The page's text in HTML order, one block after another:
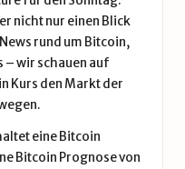
nicht nur einen Blick
rund um Bitcoin,
– wir schauen auf
Kurs den Markt der
eine Bitcoin
Bitcoin Prognose von